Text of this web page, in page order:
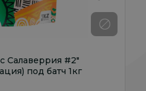
Салаверрия #2"
под батч 1кг